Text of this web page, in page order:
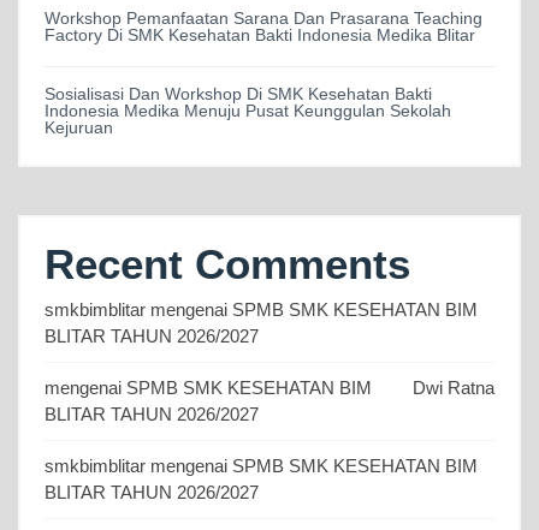
Workshop Pemanfaatan Sarana Dan Prasarana Teaching
Factory Di SMK Kesehatan Bakti Indonesia Medika Blitar
Sosialisasi Dan Workshop Di SMK Kesehatan Bakti
Indonesia Medika Menuju Pusat Keunggulan Sekolah
Kejuruan
Recent Comments
smkbimblitar mengenai SPMB SMK KESEHATAN BIM
BLITAR TAHUN 2026/2027
Dwi Ratna
mengenai SPMB SMK KESEHATAN BIM
BLITAR TAHUN 2026/2027
smkbimblitar mengenai SPMB SMK KESEHATAN BIM
BLITAR TAHUN 2026/2027